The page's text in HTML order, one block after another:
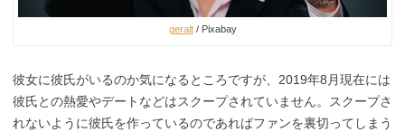
geralt/ Pixabay
彼女に彼氏がいるのか気になるところですが、2019年8月現在には
彼氏との熱愛やデートなどはスクープされていません。スクープさ
れないように彼氏を作っているのであればファンを裏切ってしまう